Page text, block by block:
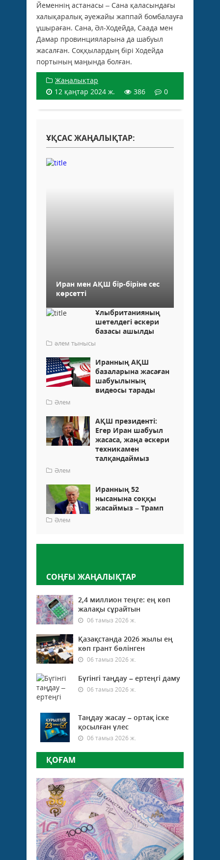
Йеменнің астанасы – Сана қаласындағы
халықаралық әуежайы жаппай бомбалауға
ұшыраған. Сана, Әл-Ходейда, Саада мен
Дамар провинцияларына да шабуыл
жасалған. Соққылардың бірі Ходейда
портының маңында болған.
Жаңалықтар
12 қаңтар 2024 ж.
386 0
ҰҚСАС ЖАҢАЛЫҚТАР:
Иран мен АҚШ бір-біріне сес
көрсетті
Ұлыбританияның
шетелдегі әскери
базасы ашылды
әлем тынысы
Иранның АҚШ
базаларына жасаған
шабуылының
видеосы тарады
Әлем
АҚШ президенті:
Егер Иран шабуыл
жасаса, жаңа әскери
техникамен
талқандаймыз
Әлем
Иранның 52
нысанына соққы
жасаймыз – Трамп
Әлем
СОҢҒЫ ЖАҢАЛЫҚТАР
2,4 миллион теңге: ең көп
жалақы сұрайтын
06 тамыз 2026 ж.
Қазақстанда 2026 жылы ең
көп грант бөлінген
06 тамыз 2026 ж.
Бүгінгі таңдау – ертеңгі даму
06 тамыз 2026 ж.
Таңдау жасау – ортақ іске
қосылған үлес
06 тамыз 2026 ж.
ҚОҒАМ